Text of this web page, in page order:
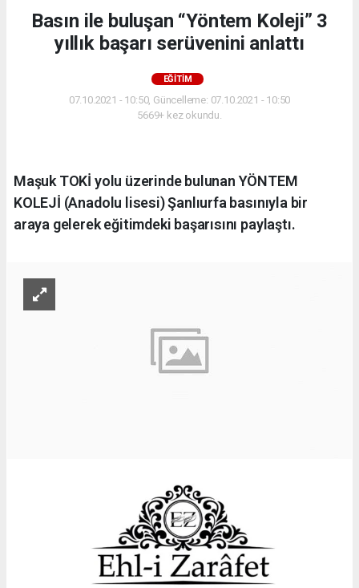
Basın ile buluşan “Yöntem Koleji” 3
yıllık başarı serüvenini anlattı
EĞITIM
07.10.2021 - 10:50, Güncelleme: 07.10.2021 - 10:50
5669+ kez okundu.
Maşuk TOKİ yolu üzerinde bulunan YÖNTEM
KOLEJİ (Anadolu lisesi) Şanlıurfa basınıyla bir
araya gelerek eğitimdeki başarısını paylaştı.